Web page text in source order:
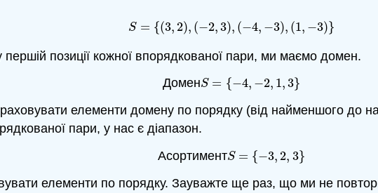
S = {(3, 2), (−2,3), (−4, −3), (1, −3)}
S={(3,2) ,(−2, 3),( −4,− 3),(1 ,−3 )}
позиції кожної впорядкованої пари, ми маємо домен.
ДоменS = {−4, −2, 1,3}
S={−4,−2 ,1,3 }
елементи домену по порядку (від найменшого до
пари, у нас є діапазон.
АсортиментS = {−3, 2, 3}
S={−3,2,3}
елементи по порядку. Зауважте ще раз, що ми не